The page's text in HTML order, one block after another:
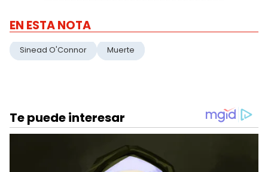
EN ESTA NOTA
Sinead O'Connor Muerte